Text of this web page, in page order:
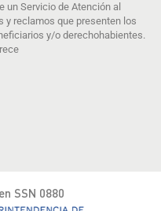
un Servicio de Atención al
y reclamos que presenten los
y/o derechohabientes.
SSN 0880